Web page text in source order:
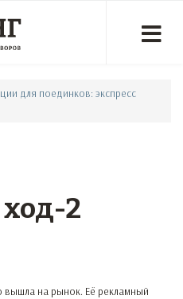
для поединков: экспресс
2
на рынок. Её рекламный